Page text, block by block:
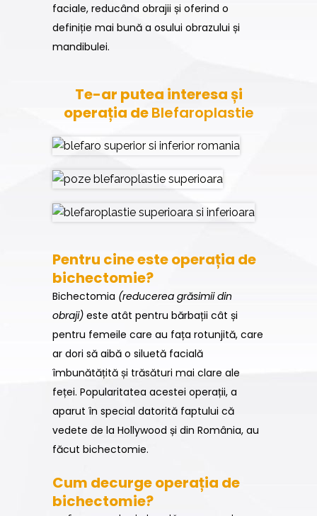
faciale, reducând obrajii și oferind o
definiție mai bună a osului obrazului și
mandibulei.
Te-ar putea interesa și
operația deBlefaroplastie
Pentru cine este operația de
bichectomie?
Bichectomia (reducerea grăsimii din
obraji) este atât pentru bărbații cât și
pentru femeile care au fața rotunjită, care
ar dori să aibă o siluetă facială
îmbunătățită și trăsături mai clare ale
feței. Popularitatea acestei operații, a
aparut în special datorită faptului că
vedete de la Hollywood și din România, au
făcut bichectomie.
Cum decurge operația de
bichectomie?